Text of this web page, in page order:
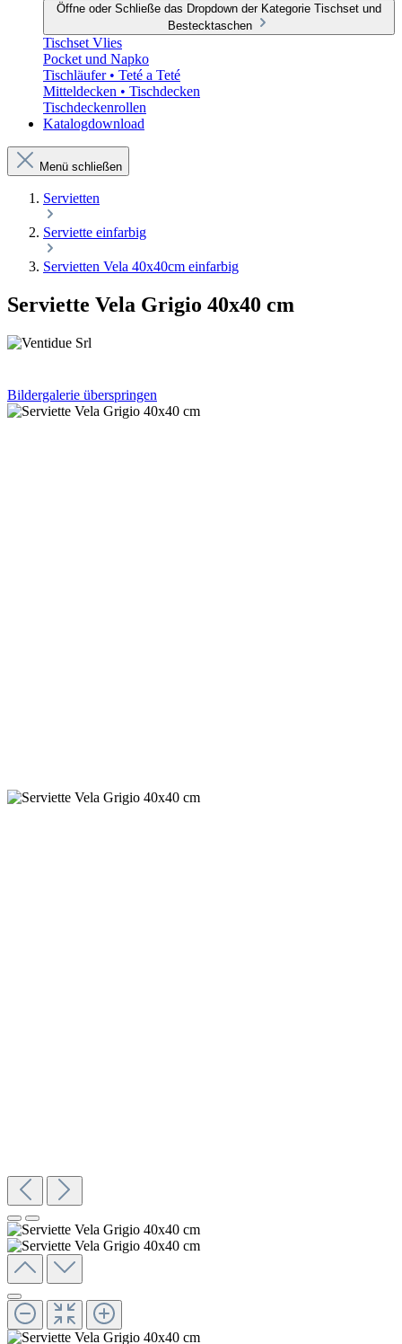
Öffne oder Schließe das Dropdown der Kategorie Tischset und
Bestecktaschen
Tischset Vlies
Pocket und Napko
Tischläufer • Teté a Teté
Mitteldecken • Tischdecken
Tischdeckenrollen
Katalogdownload
Menü schließen
Servietten
Serviette einfarbig
Servietten Vela 40x40cm einfarbig
Serviette Vela Grigio 40x40 cm
Bildergalerie überspringen